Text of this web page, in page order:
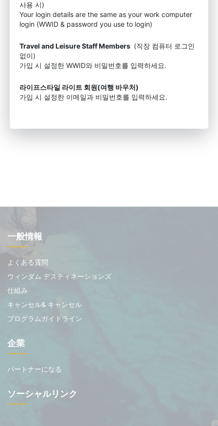
사용 시)
Your login details are the same as your work computer
login (WWID & password you use to login)
Travel and Leisure Staff Members (직장 컴퓨터 로그인
없이)
가입 시 설정한 WWID와 비밀번호를 입력하세요.
라이프스타일 라이트 회원(여행 바우처)
가입 시 설정한 이메일과 비밀번호를 입력하세요.
一般情報
よくある質問
ウィンダム デスティネーションズ
仕組み
キャンセル& キャンセル
プログラムガイドライン
企業
パートナーになる
ソーシャルリンク